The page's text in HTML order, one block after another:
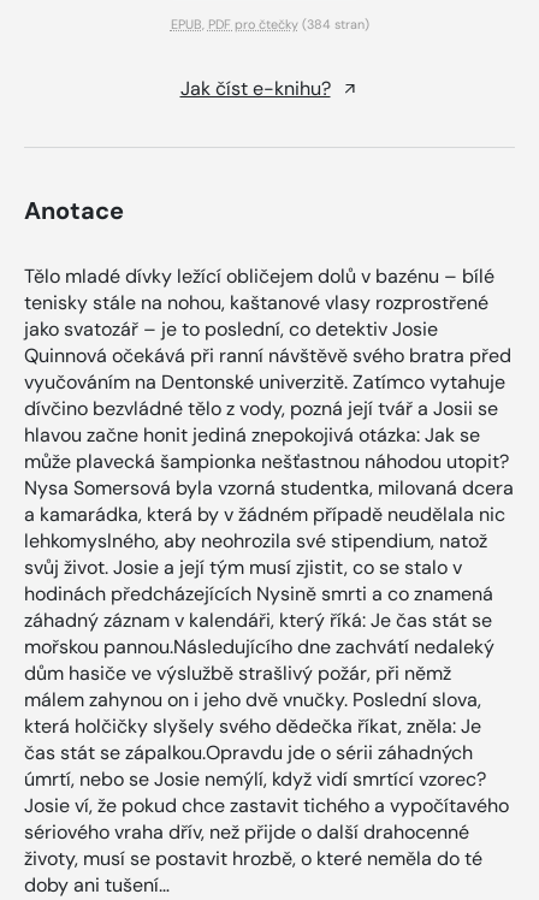
EPUB, PDF pro čtečky(384 stran)
Jak číst e-knihu?
Anotace
Tělo mladé dívky ležící obličejem dolů v bazénu – bílé
tenisky stále na nohou, kaštanové vlasy rozprostřené
jako svatozář – je to poslední, co detektiv Josie
Quinnová očekává při ranní návštěvě svého bratra před
vyučováním na Dentonské univerzitě. Zatímco vytahuje
dívčino bezvládné tělo z vody, pozná její tvář a Josii se
hlavou začne honit jediná znepokojivá otázka: Jak se
může plavecká šampionka nešťastnou náhodou utopit?
Nysa Somersová byla vzorná studentka, milovaná dcera
a kamarádka, která by v žádném případě neudělala nic
lehkomyslného, aby neohrozila své stipendium, natož
svůj život. Josie a její tým musí zjistit, co se stalo v
hodinách předcházejících Nysině smrti a co znamená
záhadný záznam v kalendáři, který říká: Je čas stát se
mořskou pannou.Následujícího dne zachvátí nedaleký
dům hasiče ve výslužbě strašlivý požár, při němž
málem zahynou on i jeho dvě vnučky. Poslední slova,
která holčičky slyšely svého dědečka říkat, zněla: Je
čas stát se zápalkou.Opravdu jde o sérii záhadných
úmrtí, nebo se Josie nemýlí, když vidí smrtící vzorec?
Josie ví, že pokud chce zastavit tichého a vypočítavého
sériového vraha dřív, než přijde o další drahocenné
životy, musí se postavit hrozbě, o které neměla do té
doby ani tušení…